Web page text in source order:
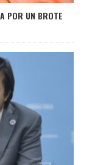
POR UN BROTE